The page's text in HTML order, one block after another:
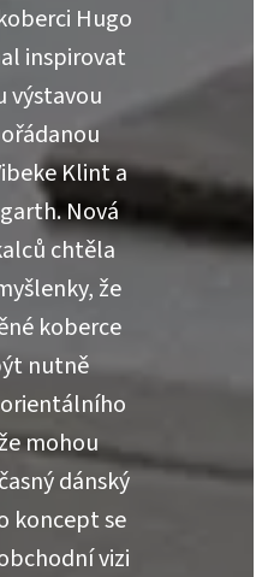
Hugo
inspirovat
výstavou
Klint a
Nová
chtěla
že
koberce
nutně
mohou
dánský
koncept se
vizi